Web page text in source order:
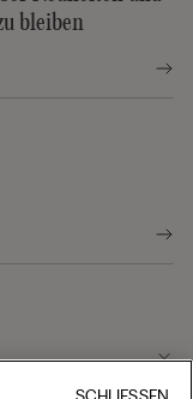
bleiben